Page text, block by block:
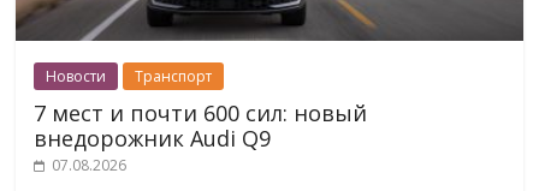
Новости Транспорт
7 мест и почти 600 сил: новый
внедорожник Audi Q9
07.08.2026